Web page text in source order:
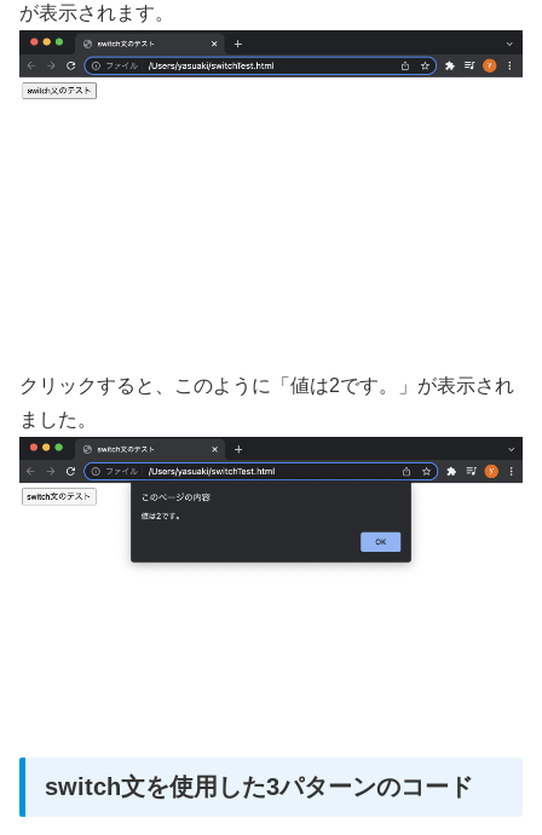
が表示されます。
クリックすると、このように「値は2です。」が表示され
ました。
switch文を使用した3パターンのコード